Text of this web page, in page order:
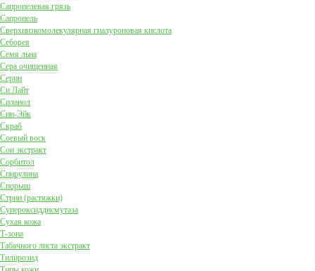
Сапропелевая грязь
Сапропель
Сверхнизкомолекулярная гиалуроновая кислота
Себорея
Семя льна
Сера очищенная
Серин
Си Лайт
Силанол
Син-Эйк
Скраб
Соевый воск
Сои экстракт
Сорбитол
Спирулина
Спорыш
Стрии (растяжки)
Супероксиддисмутаза
Сухая кожа
Т-зона
Табачного листа экстракт
Тилирозид